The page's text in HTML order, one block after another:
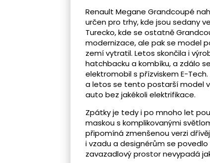
Renault Megane Grandcoupé
určen pro trhy, kde jsou sedany
Turecko, kde se ostatně
modernizace, ale pak se model
zemí vytratil. Letos skončila i
hatchbacku a kombíku, a zdálo
elektromobil s přízviskem E-
a letos se tento postarší model
auto bez jakékoli elektrifikace.
Zpátky je tedy i po mnoho let
maskou s komplikovanými
připomíná zmenšenou verzi
i vzadu a designérům se
zavazadlový prostor nevypadá